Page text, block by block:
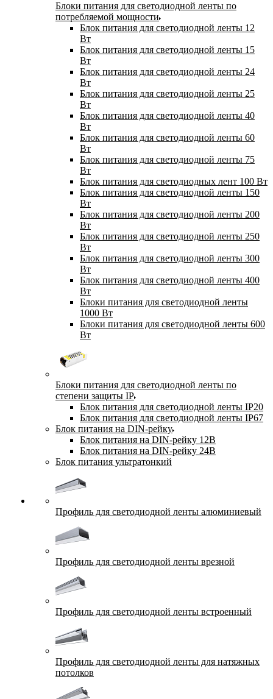
Блоки питания для светодиодной ленты по
потребляемой мощности
Блок питания для светодиодной ленты 12
Вт
Блок питания для светодиодной ленты 15
Вт
Блок питания для светодиодной ленты 24
Вт
Блок питания для светодиодной ленты 25
Вт
Блок питания для светодиодной ленты 40
Вт
Блок питания для светодиодной ленты 60
Вт
Блок питания для светодиодной ленты 75
Вт
Блок питания для светодиодных лент 100 Вт
Блок питания для светодиодной ленты 150
Вт
Блок питания для светодиодной ленты 200
Вт
Блок питания для светодиодной ленты 250
Вт
Блок питания для светодиодной ленты 300
Вт
Блок питания для светодиодной ленты 400
Вт
Блоки питания для светодиодной ленты
1000 Вт
Блоки питания для светодиодной ленты 600
Вт
Блоки питания для светодиодной ленты по
степени защиты IP
Блок питания для светодиодной ленты IP20
Блок питания для светодиодной ленты IP67
Блок питания на DIN-рейку
Блок питания на DIN-рейку 12В
Блок питания на DIN-рейку 24В
Блок питания ультратонкий
Профиль для светодиодной ленты алюминиевый
Профиль для светодиодной ленты врезной
Профиль для светодиодной ленты встроенный
Профиль для светодиодной ленты для натяжных
потолков